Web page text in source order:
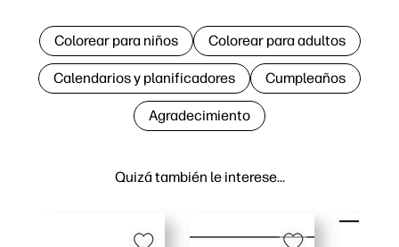
Quizá también le interese…
Colorear para niños Colorear para adultos
Calendarios y planificadores Cumpleaños
Agradecimiento